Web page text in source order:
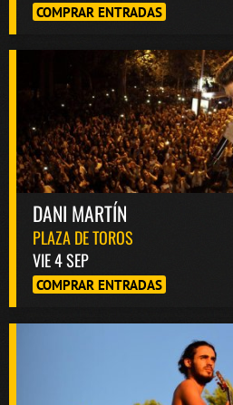
COMPRAR ENTRADAS
DANI MARTÍN
PLAZA DE TOROS
VIE 4 SEP
COMPRAR ENTRADAS